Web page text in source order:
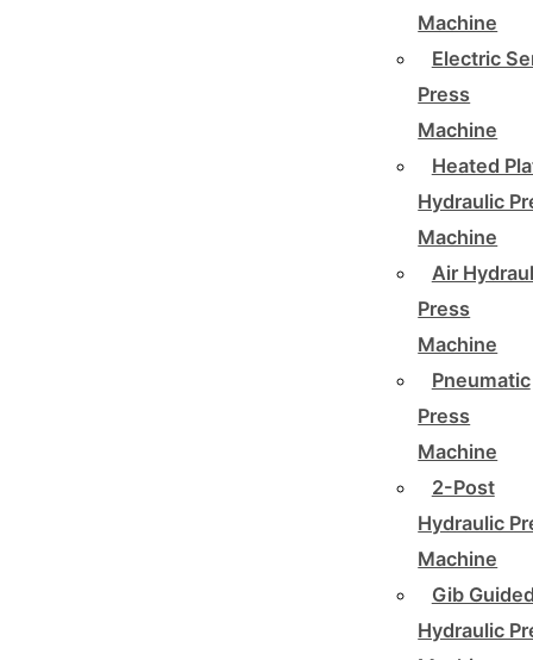
Machine
Electric
Press
Machine
Heated
Hydraulic
Machine
Air
Press
Machine
Pneumatic
Press
Machine
2-Post
Hydraulic
Machine
Gib
Hydraulic